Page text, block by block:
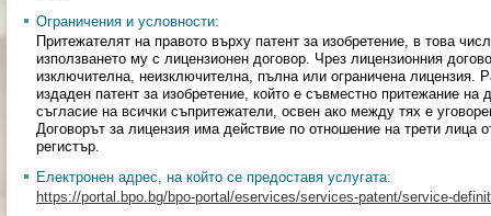
Ограничения и условности:
Притежателят на правото върху патент за изобретение, в това
използването му с лицензионен договор. Чрез лицензионния
изключителна, неизключителна, пълна или ограничена лицензия.
издаден патент за изобретение, който е съвместно притежание
съгласие на всички съпритежатели, освен ако между тях е
Договорът за лицензия има действие по отношение на трети лица
регистър.
Електронен адрес, на който се предоставя услугата:
https://portal.bpo.bg/bpo-portal/eservices/services-patent/service-